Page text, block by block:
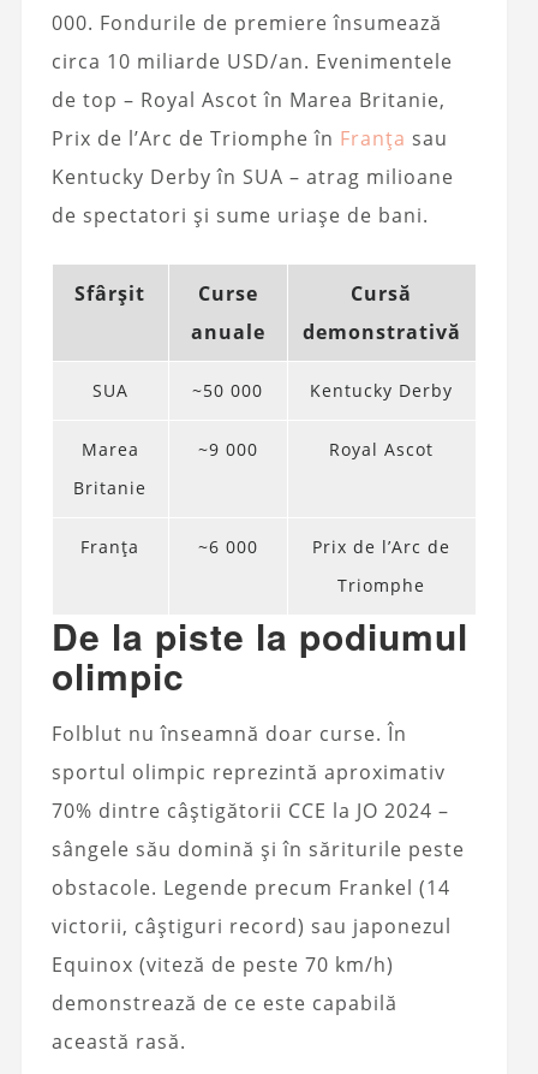
000. Fondurile de premiere însumează
circa 10 miliarde USD/an. Evenimentele
de top – Royal Ascot în Marea Britanie,
Prix de l’Arc de Triomphe în Franța sau
Kentucky Derby în SUA – atrag milioane
de spectatori și sume uriașe de bani.
Sfârșit
Curse
anuale
Cursă
demonstrativă
SUA ~50 000 Kentucky Derby
Marea
Britanie
~9 000 Royal Ascot
Franța ~6 000
Prix de l’Arc de
Triomphe
De la piste la podiumul
olimpic
Folblut nu înseamnă doar curse. În
sportul olimpic reprezintă aproximativ
70% dintre câștigătorii CCE la JO 2024 –
sângele său domină și în săriturile peste
obstacole. Legende precum Frankel (14
victorii, câștiguri record) sau japonezul
Equinox (viteză de peste 70 km/h)
demonstrează de ce este capabilă
această rasă.